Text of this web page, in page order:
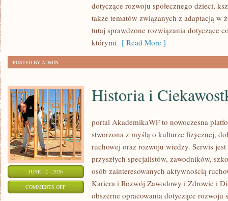
dotyczące rozwoju społecznego dzieci,
także tematów związanych z adaptacją w
tutaj sprawdzone rozwiązania dotyczące
którymi [ Read More ]
POSTED BY ADMIN
JUNE - 2 - 2026
COMMENTS OFFON
Historia i
portal AkademikaWF to nowoczesna
stworzona z myślą o kulturze fizycznej,
ruchowej oraz rozwoju wiedzy. Serwis
przyszłych specjalistów, zawodników,
osób zainteresowanych aktywnością
Kariera i Rozwój Zawodowy i Zdrowie i
obszerne opracowania dotyczące rozwoju